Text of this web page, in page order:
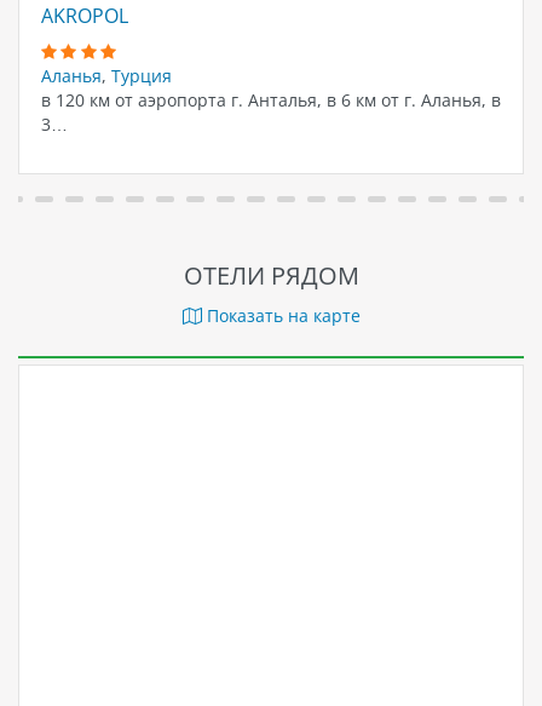
AKROPOL
Аланья, Турция
в 120 км от аэропорта г. Анталья, в 6 км от г. Аланья, в
3…
ОТЕЛИ РЯДОМ
Показать на карте